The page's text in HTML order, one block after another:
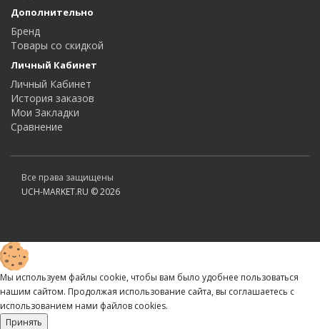
Дополнительно
Бренд
Товары со скидкой
Личный Кабинет
Личный Кабинет
История заказов
Мои Закладки
Сравнение
Все права защищены
UCH-MARKET.RU © 2026
Мы используем файлы cookie, чтобы вам было удобнее пользоваться
нашим сайтом. Продолжая использование сайта, вы соглашаетесь c
использованием нами файлов cookies.
Принять